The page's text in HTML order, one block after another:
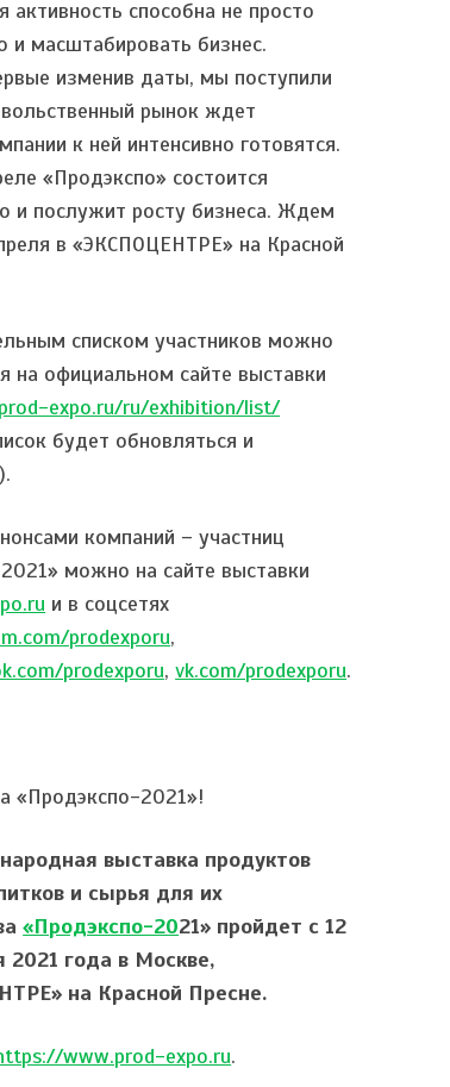
активность способна не просто
и масштабировать бизнес.
изменив даты, мы поступили
рынок ждет
к ней интенсивно готовятся.
«Продэкспо» состоится
и послужит росту бизнеса. Ждем
в «ЭКСПОЦЕНТРЕ» на Красной
списком участников можно
на официальном сайте выставки
expo.ru/ru/exhibition/list/
будет обновляться и
компаний – участниц
можно на сайте выставки
и в соцсетях
prodexporu,
prodexporu,vk.com/prodexporu.
«Продэкспо-2021»!
выставка продуктов
и сырья для их
«Продэкспо-2021» пройдет с 12
2021 года в Москве,
на Красной Пресне.
www.prod-expo.ru.